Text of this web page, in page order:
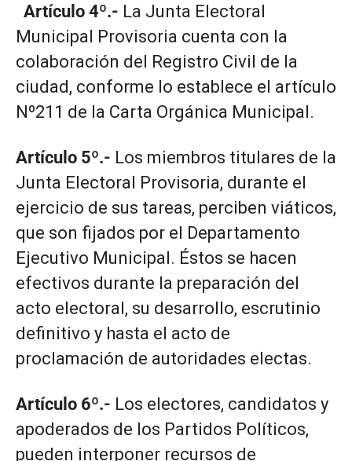
Artículo 4º.- La Junta Electoral
Municipal Provisoria cuenta con la
colaboración del Registro Civil de la
ciudad, conforme lo establece el artículo
Nº211 de la Carta Orgánica Municipal.
Artículo 5º.- Los miembros titulares de la
Junta Electoral Provisoria, durante el
ejercicio de sus tareas, perciben viáticos,
que son fijados por el Departamento
Ejecutivo Municipal. Éstos se hacen
efectivos durante la preparación del
acto electoral, su desarrollo, escrutinio
definitivo y hasta el acto de
proclamación de autoridades electas.
Artículo 6º.- Los electores, candidatos y
apoderados de los Partidos Políticos,
pueden interponer recursos de